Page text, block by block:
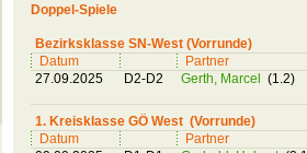
Doppel-Spiele
Bezirksklasse SN-West (Vorrunde)
Datum
Partner
27.09.2025
D2-D2 Gerth, Marcel (1.2)
1. Kreisklasse GÖ West (Vorrunde)
Datum
Partner